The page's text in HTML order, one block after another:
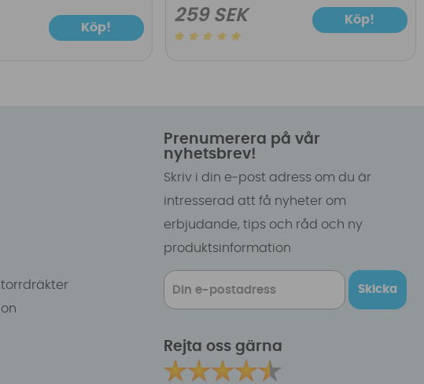
Köp!
259 SEK Köp!
Prenumerera på vår
nyhetsbrev!
Skriv i din e-post adress om du är
intresserad att få nyheter om
erbjudande, tips och råd och ny
produktsinformation
Skicka
Rejta oss gärna